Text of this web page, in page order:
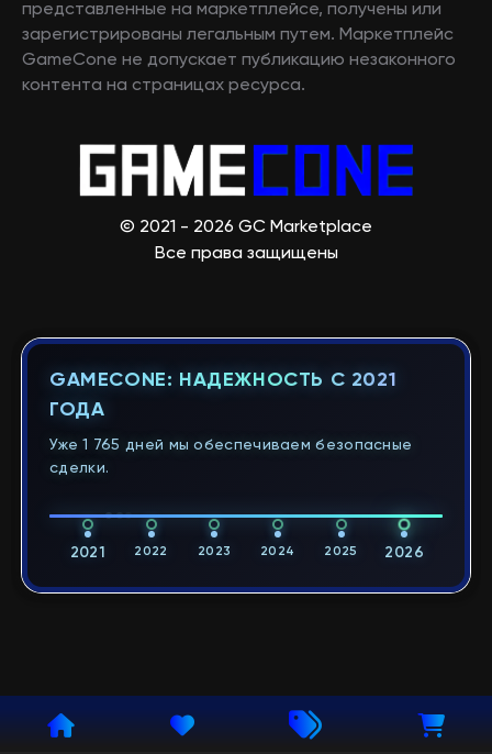
представленные на маркетплейсе, получены или
зарегистрированы легальным путем. Маркетплейс
GameCone не допускает публикацию незаконного
контента на страницах ресурса.
© 2021 - 2026 GC Marketplace
Все права защищены
GAMECONE: НАДЕЖНОСТЬ С 2021
ГОДА
Уже 1 765 дней мы обеспечиваем безопасные
сделки.
2021 2022 2023 2024 2025 2026